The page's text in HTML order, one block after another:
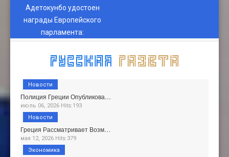
Адетокунбо удостоен
награды Европейского
парламента:
Полиция Греции Опубликова…
июль 06, 2026 Hits:193
Новости
Греция Рассматривает Возм…
мая 12, 2026 Hits:379
Новости
Экономика